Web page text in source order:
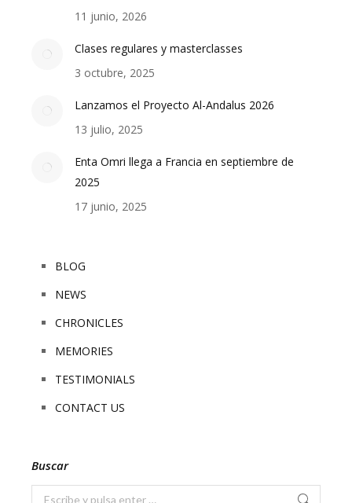
11 junio, 2026
Clases regulares y masterclasses
3 octubre, 2025
Lanzamos el Proyecto Al-Andalus 2026
13 julio, 2025
Enta Omri llega a Francia en septiembre de
2025
17 junio, 2025
BLOG
NEWS
CHRONICLES
MEMORIES
TESTIMONIALS
CONTACT US
Buscar
Buscar: